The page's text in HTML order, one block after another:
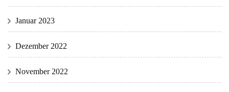
Januar 2023
Dezember 2022
November 2022